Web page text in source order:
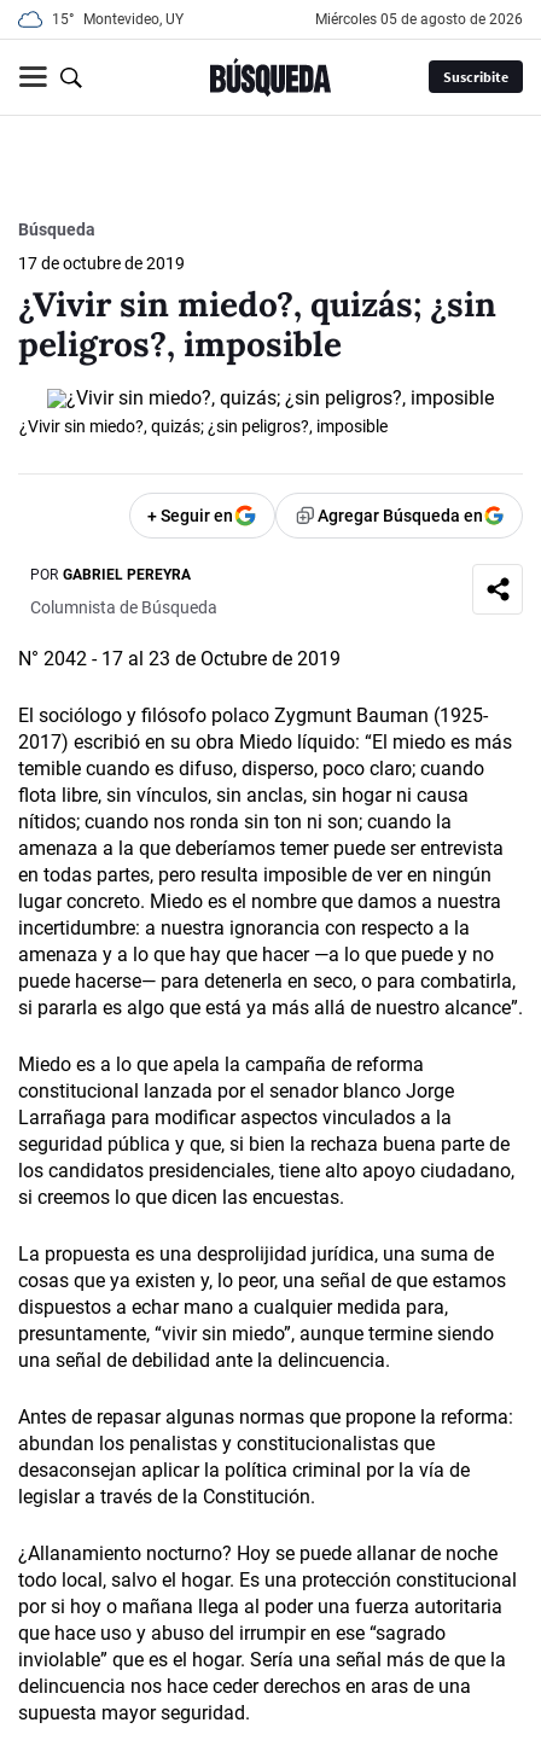
15° Montevideo, UY miércoles 05 de agosto de 2026
Suscribite
Búsqueda
17 de octubre de 2019
¿Vivir sin miedo?, quizás; ¿sin
peligros?, imposible
¿Vivir sin miedo?, quizás; ¿sin peligros?, imposible
+ Seguir en Agregar Búsqueda en
POR GABRIEL PEREYRA
Columnista de Búsqueda
N° 2042 - 17 al 23 de Octubre de 2019
El sociólogo y filósofo polaco Zygmunt Bauman (1925-
2017) escribió en su obra Miedo líquido: “El miedo es más
temible cuando es difuso, disperso, poco claro; cuando
flota libre, sin vínculos, sin anclas, sin hogar ni causa
nítidos; cuando nos ronda sin ton ni son; cuando la
amenaza a la que deberíamos temer puede ser entrevista
en todas partes, pero resulta imposible de ver en ningún
lugar concreto. Miedo es el nombre que damos a nuestra
incertidumbre: a nuestra ignorancia con respecto a la
amenaza y a lo que hay que hacer —a lo que puede y no
puede hacerse— para detenerla en seco, o para combatirla,
si pararla es algo que está ya más allá de nuestro alcance”.
Miedo es a lo que apela la campaña de reforma
constitucional lanzada por el senador blanco Jorge
Larrañaga para modificar aspectos vinculados a la
seguridad pública y que, si bien la rechaza buena parte de
los candidatos presidenciales, tiene alto apoyo ciudadano,
si creemos lo que dicen las encuestas.
La propuesta es una desprolijidad jurídica, una suma de
cosas que ya existen y, lo peor, una señal de que estamos
dispuestos a echar mano a cualquier medida para,
presuntamente, “vivir sin miedo”, aunque termine siendo
una señal de debilidad ante la delincuencia.
Antes de repasar algunas normas que propone la reforma:
abundan los penalistas y constitucionalistas que
desaconsejan aplicar la política criminal por la vía de
legislar a través de la Constitución.
¿Allanamiento nocturno? Hoy se puede allanar de noche
todo local, salvo el hogar. Es una protección constitucional
por si hoy o mañana llega al poder una fuerza autoritaria
que hace uso y abuso del irrumpir en ese “sagrado
inviolable” que es el hogar. Sería una señal más de que la
delincuencia nos hace ceder derechos en aras de una
supuesta mayor seguridad.